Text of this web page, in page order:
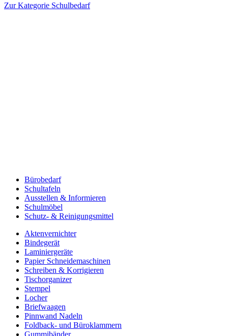
Zur Kategorie Schulbedarf
Bürobedarf
Schultafeln
Ausstellen & Informieren
Schulmöbel
Schutz- & Reinigungsmittel
Aktenvernichter
Bindegerät
Laminiergeräte
Papier Schneidemaschinen
Schreiben & Korrigieren
Tischorganizer
Stempel
Locher
Briefwaagen
Pinnwand Nadeln
Foldback- und Büroklammern
Gummibänder